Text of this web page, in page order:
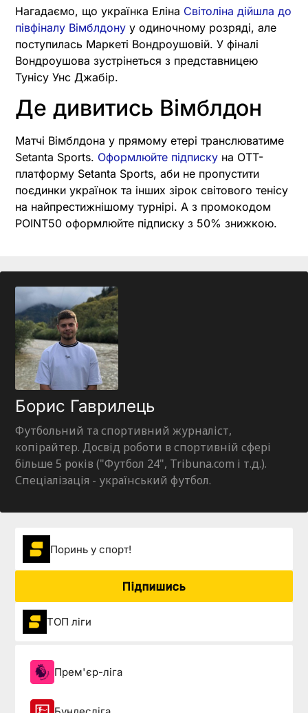
Нагадаємо, що українка Еліна Світоліна дійшла до
півфіналу Вімблдону у одиночному розряді, але
поступилась Маркеті Вондроушовій. У фіналі
Вондроушова зустрінеться з представницею
Тунісу Унс Джабір.
Де дивитись Вімблдон
Матчі Вімблдона у прямому етері транслюватиме
Setanta Sports. Оформлюйте підписку на OTT-
платформу Setanta Sports, аби не пропустити
поєдинки українок та інших зірок світового тенісу
на найпрестижнішому турнірі. А з промокодом
POINT50 оформлюйте підписку з 50% знижкою.
Борис Гаврилець
Футбольний та спортивний журналіст,
копірайтер. Досвід роботи в спортивній сфері
більше 5 років ("Футбол 24", Tribuna.com і т.д.).
Спеціалізація - український футбол.
Поринь у спорт!
Підпишись
ТОП ліги
Прем'єр-ліга